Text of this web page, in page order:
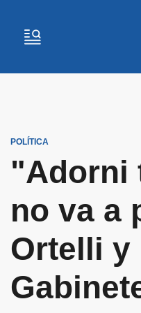
POLÍTICA
"Adorni
no va a
Ortelli y